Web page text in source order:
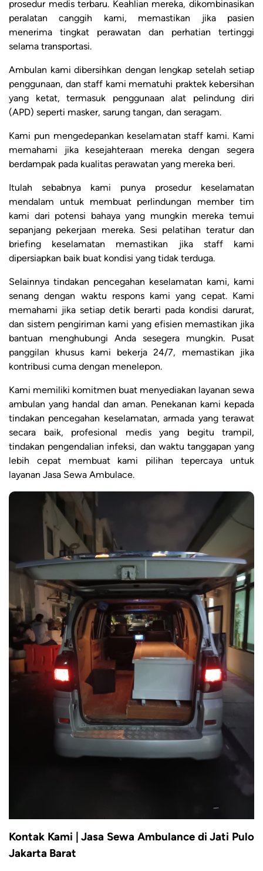
prosedur medis terbaru. Keahlian mereka, dikombinasikan
peralatan canggih kami, memastikan jika pasien
menerima tingkat perawatan dan perhatian tertinggi
selama transportasi.
Ambulan kami dibersihkan dengan lengkap setelah setiap
penggunaan, dan staff kami mematuhi praktek kebersihan
yang ketat, termasuk penggunaan alat pelindung diri
(APD) seperti masker, sarung tangan, dan seragam.
Kami pun mengedepankan keselamatan staff kami. Kami
memahami jika kesejahteraan mereka dengan segera
berdampak pada kualitas perawatan yang mereka beri.
Itulah sebabnya kami punya prosedur keselamatan
mendalam untuk membuat perlindungan member tim
kami dari potensi bahaya yang mungkin mereka temui
sepanjang pekerjaan mereka. Sesi pelatihan teratur dan
briefing keselamatan memastikan jika staff kami
dipersiapkan baik buat kondisi yang tidak terduga.
Selainnya tindakan pencegahan keselamatan kami, kami
senang dengan waktu respons kami yang cepat. Kami
memahami jika setiap detik berarti pada kondisi darurat,
dan sistem pengiriman kami yang efisien memastikan jika
bantuan menghubungi Anda sesegera mungkin. Pusat
panggilan khusus kami bekerja 24/7, memastikan jika
kontribusi cuma dengan menelepon.
Kami memiliki komitmen buat menyediakan layanan sewa
ambulan yang handal dan aman. Penekanan kami kepada
tindakan pencegahan keselamatan, armada yang terawat
secara baik, profesional medis yang begitu trampil,
tindakan pengendalian infeksi, dan waktu tanggapan yang
lebih cepat membuat kami pilihan tepercaya untuk
layanan Jasa Sewa Ambulace.
Kontak Kami | Jasa Sewa Ambulance di Jati Pulo
Jakarta Barat